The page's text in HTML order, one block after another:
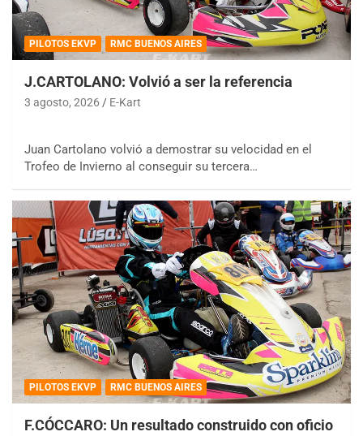
PILOTOS EKVP RMC BUENOS AIRES
J.CARTOLANO: Volvió a ser la referencia
3 agosto, 2026 E-Kart
Juan Cartolano volvió a demostrar su velocidad en el
Trofeo de Invierno al conseguir su tercera…
PILOTOS EKVP RMC BUENOS AIRES
F.CÓCCARO: Un resultado construido con oficio